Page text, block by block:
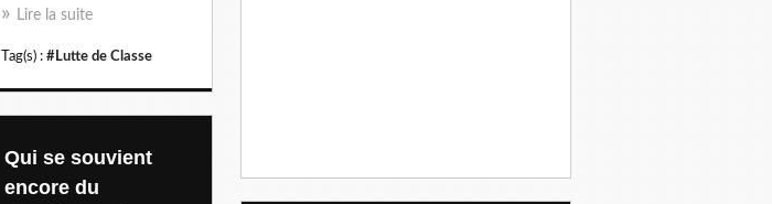
Lire la suite
Tag(s) : #Lutte de Classe
Qui se souvient
encore du